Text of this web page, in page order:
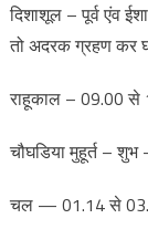
दिशाशूल – पूर्व एंव
तो अदरक ग्रहण कर
राहूकाल – 09.00 से
चौघडिया मुहूर्त –
चल — 01.14 से